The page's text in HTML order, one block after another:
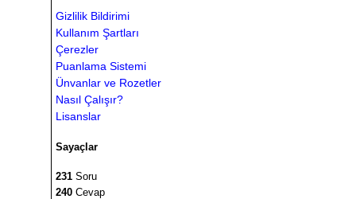
Gizlilik Bildirimi
Kullanım Şartları
Çerezler
Puanlama Sistemi
Ünvanlar ve Rozetler
Nasıl Çalışır?
Lisanslar
Sayaçlar
231 Soru
240 Cevap